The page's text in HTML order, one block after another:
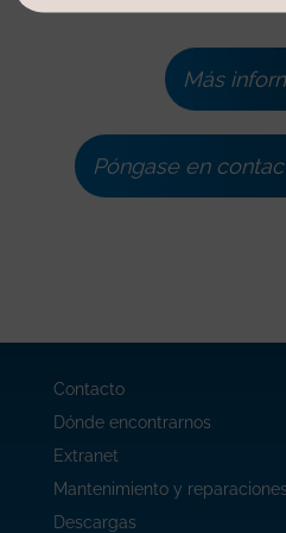
Más
Póngase en
Contacto
Dónde encontrarnos
Extranet
Mantenimiento y reparaciones
Descargas